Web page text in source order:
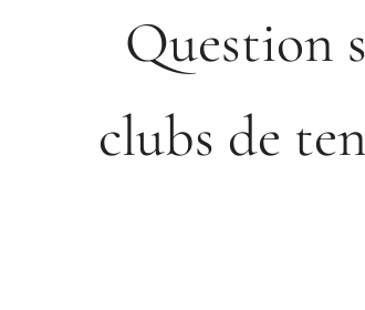
Question
clubs de